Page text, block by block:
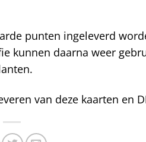
punten ingeleverd
kunnen daarna weer
van deze kaarten en